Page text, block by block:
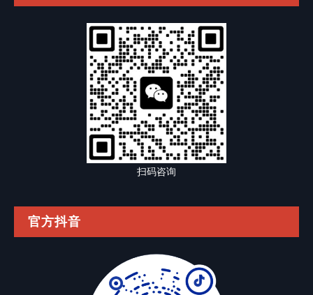
扫码咨询
官方抖音